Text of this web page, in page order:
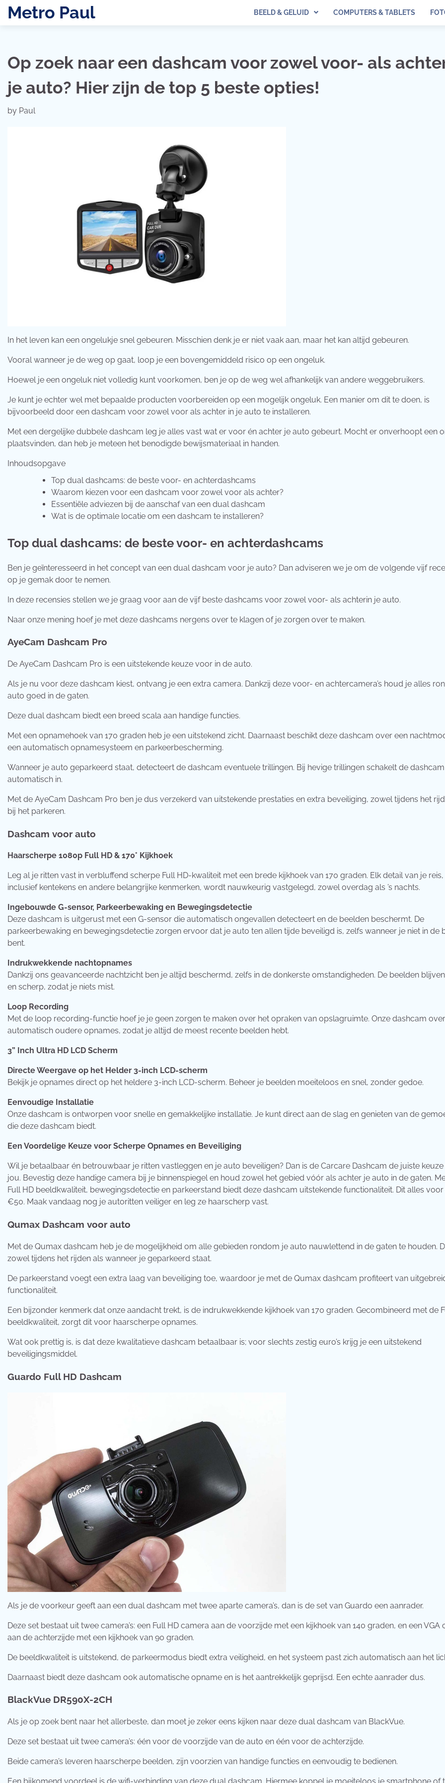
SkipMetro Paul BEELD & GELUID COMPUTERS & TABLETS
Op zoek naar een dashcam voor zowel voor- als
je auto? Hier zijn de top 5 beste opties!
by Paul
In het leven kan een ongelukje snel gebeuren. Misschien denk je er niet vaak aan, maar het kan altijd gebeuren.
Vooral wanneer je de weg op gaat, loop je een bovengemiddeld risico op een ongeluk.
Hoewel je een ongeluk niet volledig kunt voorkomen, ben je op de weg wel afhankelijk van andere weggebruikers.
Je kunt je echter wel met bepaalde producten voorbereiden op een mogelijk ongeluk. Een manier om dit te doen, is
bijvoorbeeld door een dashcam voor zowel voor als achter in je auto te installeren.
Met een dergelijke dubbele dashcam leg je alles vast wat er voor én achter je auto gebeurt. Mocht er onverhoopt een
plaatsvinden, dan heb je meteen het benodigde bewijsmateriaal in handen.
Inhoudsopgave
Top dual dashcams: de beste voor- en achterdashcams
Waarom kiezen voor een dashcam voor zowel voor als achter?
Essentiële adviezen bij de aanschaf van een dual dashcam
Wat is de optimale locatie om een dashcam te installeren?
Top dual dashcams: de beste voor- en achterdashcams
Ben je geïnteresseerd in het concept van een dual dashcam voor je auto? Dan adviseren we je om de volgende vijf
op je gemak door te nemen.
In deze recensies stellen we je graag voor aan de vijf beste dashcams voor zowel voor- als achterin je auto.
Naar onze mening hoef je met deze dashcams nergens over te klagen of je zorgen over te maken.
AyeCam Dashcam Pro
De AyeCam Dashcam Pro is een uitstekende keuze voor in de auto.
Als je nu voor deze dashcam kiest, ontvang je een extra camera. Dankzij deze voor- en achtercamera’s houd je alles
auto goed in de gaten.
Deze dual dashcam biedt een breed scala aan handige functies.
Met een opnamehoek van 170 graden heb je een uitstekend zicht. Daarnaast beschikt deze dashcam over een
een automatisch opnamesysteem en parkeerbescherming.
Wanneer je auto geparkeerd staat, detecteert de dashcam eventuele trillingen. Bij hevige trillingen schakelt de dashcam
automatisch in.
Met de AyeCam Dashcam Pro ben je dus verzekerd van uitstekende prestaties en extra beveiliging, zowel tijdens het
bij het parkeren.
Dashcam voor auto
Haarscherpe 1080p Full HD & 170° Kijkhoek
Leg al je ritten vast in verbluffend scherpe Full HD-kwaliteit met een brede kijkhoek van 170 graden. Elk detail van je reis,
inclusief kentekens en andere belangrijke kenmerken, wordt nauwkeurig vastgelegd, zowel overdag als ’s nachts.
Ingebouwde G-sensor, Parkeerbewaking en Bewegingsdetectie
Deze dashcam is uitgerust met een G-sensor die automatisch ongevallen detecteert en de beelden beschermt. De
parkeerbewaking en bewegingsdetectie zorgen ervoor dat je auto ten allen tijde beveiligd is, zelfs wanneer je niet in de
bent.
Indrukwekkende nachtopnames
Dankzij ons geavanceerde nachtzicht ben je altijd beschermd, zelfs in de donkerste omstandigheden. De beelden
en scherp, zodat je niets mist.
Loop Recording
Met de loop recording-functie hoef je je geen zorgen te maken over het opraken van opslagruimte. Onze dashcam
automatisch oudere opnames, zodat je altijd de meest recente beelden hebt.
3” Inch Ultra HD LCD Scherm
Directe Weergave op het Helder 3-inch LCD-scherm
Bekijk je opnames direct op het heldere 3-inch LCD-scherm. Beheer je beelden moeiteloos en snel, zonder gedoe.
Eenvoudige Installatie
Onze dashcam is ontworpen voor snelle en gemakkelijke installatie. Je kunt direct aan de slag en genieten van de
die deze dashcam biedt.
Een Voordelige Keuze voor Scherpe Opnames en Beveiliging
Wil je betaalbaar én betrouwbaar je ritten vastleggen en je auto beveiligen? Dan is de Carcare Dashcam de juiste
jou. Bevestig deze handige camera bij je binnenspiegel en houd zowel het gebied vóór als achter je auto in de gaten.
Full HD beeldkwaliteit, bewegingsdetectie en parkeerstand biedt deze dashcam uitstekende functionaliteit. Dit alles
€50. Maak vandaag nog je autoritten veiliger en leg ze haarscherp vast.
Qumax Dashcam voor auto
Met de Qumax dashcam heb je de mogelijkheid om alle gebieden rondom je auto nauwlettend in de gaten te houden.
zowel tijdens het rijden als wanneer je geparkeerd staat.
De parkeerstand voegt een extra laag van beveiliging toe, waardoor je met de Qumax dashcam profiteert van
functionaliteit.
Een bijzonder kenmerk dat onze aandacht trekt, is de indrukwekkende kijkhoek van 170 graden. Gecombineerd met de
beeldkwaliteit, zorgt dit voor haarscherpe opnames.
Wat ook prettig is, is dat deze kwalitatieve dashcam betaalbaar is; voor slechts zestig euro’s krijg je een uitstekend
beveiligingsmiddel.
Guardo Full HD Dashcam
Als je de voorkeur geeft aan een dual dashcam met twee aparte camera’s, dan is de set van Guardo een aanrader.
Deze set bestaat uit twee camera’s: een Full HD camera aan de voorzijde met een kijkhoek van 140 graden, en een VGA
aan de achterzijde met een kijkhoek van 90 graden.
De beeldkwaliteit is uitstekend, de parkeermodus biedt extra veiligheid, en het systeem past zich automatisch aan het
Daarnaast biedt deze dashcam ook automatische opname en is het aantrekkelijk geprijsd. Een echte aanrader dus.
BlackVue DR590X-2CH
Als je op zoek bent naar het allerbeste, dan moet je zeker eens kijken naar deze dual dashcam van BlackVue.
Deze set bestaat uit twee camera’s: één voor de voorzijde van de auto en één voor de achterzijde.
Beide camera’s leveren haarscherpe beelden, zijn voorzien van handige functies en eenvoudig te bedienen.